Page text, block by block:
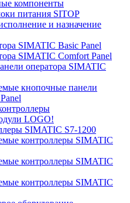
компоненты
питания SITOP
и назначение
SIMATIC Basic Panel
SIMATIC Comfort Panel
оператора SIMATIC
кнопочные панели
LOGO!
SIMATIC S7-1200
контроллеры SIMATIC
контроллеры SIMATIC
контроллеры SIMATIC